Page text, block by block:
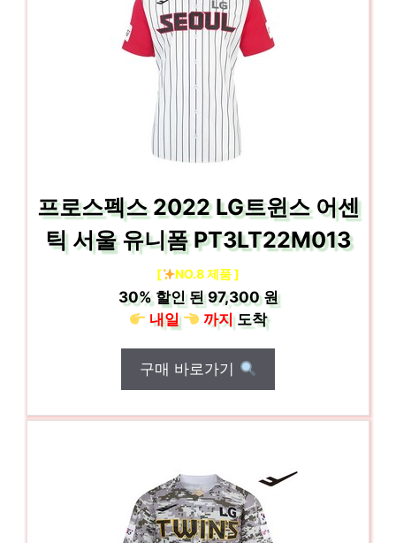
프로스펙스 2022 LG트윈스 어센
틱 서울 유니폼 PT3LT22M013
[ NO.8 제품 ]
30%할인 된97,300 원
내일
까지도착
구매 바로가기